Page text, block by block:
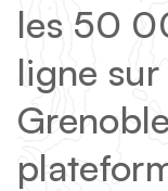
les 50
ligne